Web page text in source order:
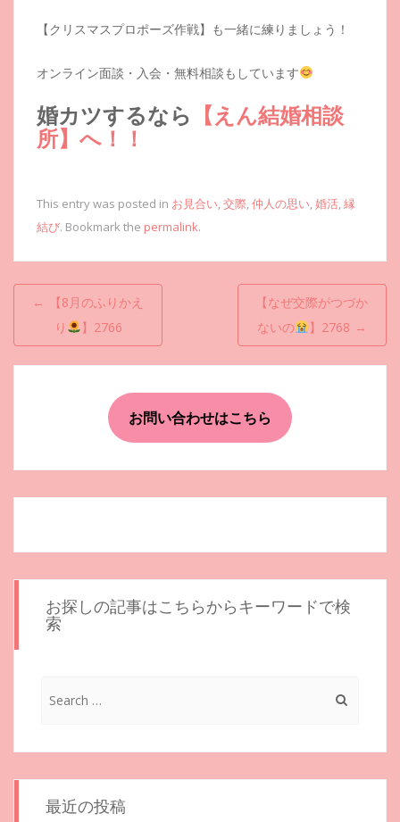
【クリスマスプロポーズ作戦】も一緒に練りましょう！
オンライン面談・入会・無料相談もしています
婚カツするなら
【えん結婚相談
所】へ！！
This entry was posted in お見合い,交際,仲人の思い,婚活,縁
結び. Bookmark the permalink.
投
ナ
←
【8月のふりかえ
り
】2766
【なぜ交際がつづか
ないの
】2768 →
お問い合わせはこちら
お探しの記事はこちらからキーワードで検
索
最近の投稿